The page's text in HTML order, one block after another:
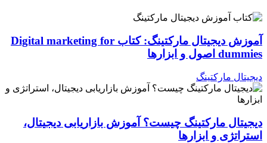
آموزش دیجیتال مارکتینگ: کتاب Digital marketing for
dummies اصول و ابزارها
دیجیتال مارکتینگ
دیجیتال مارکتینگ چیست؟ آموزش بازاریابی دیجیتال،
استراتژی و ابزارها